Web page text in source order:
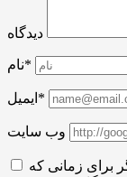
دیدگاه
نام*
ایمیل*
وب سایت
برای زمانی که